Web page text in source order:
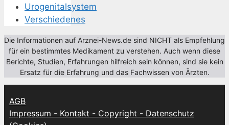
Urogenitalsystem
Verschiedenes
Die Informationen auf Arznei-News.de sind NICHT als Empfehlung
für ein bestimmtes Medikament zu verstehen. Auch wenn diese
Berichte, Studien, Erfahrungen hilfreich sein können, sind sie kein
Ersatz für die Erfahrung und das Fachwissen von Ärzten.
AGB
Impressum - Kontakt - Copyright - Datenschutz